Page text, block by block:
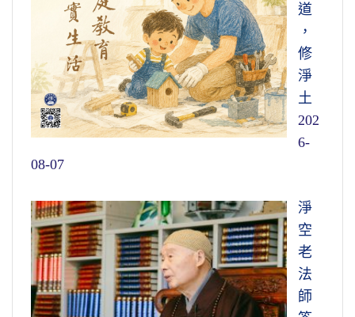
道
，
修
淨
土
202
6-
08-07
淨
空
老
法
師